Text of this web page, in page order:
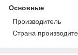
Основные
Производитель
Страна